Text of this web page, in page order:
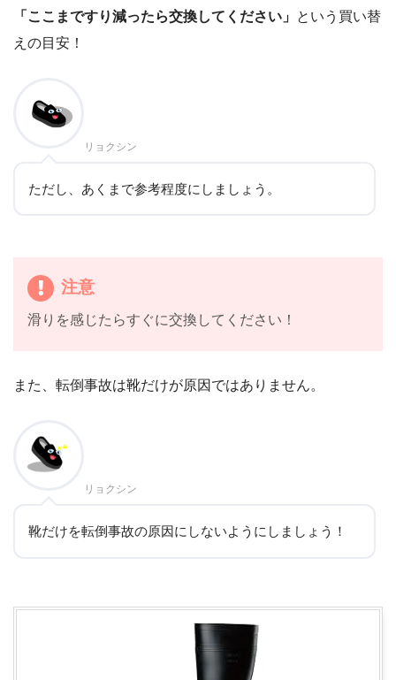
「ここまですり減ったら交換してください」 という買い替
えの目安！
リョクシン
ただし、あくまで参考程度にしましょう。
注意
滑りを感じたらすぐに交換してください！
また、転倒事故は靴だけが原因ではありません。
リョクシン
靴だけを転倒事故の原因にしないようにしましょう！